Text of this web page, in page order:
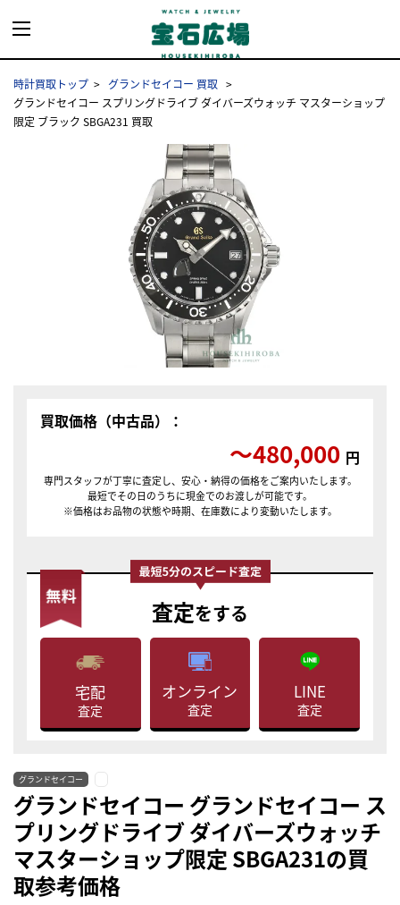
時計買取トップ
グランドセイコー 買取
グランドセイコー スプリングドライブ ダイバーズウォッチ マスターショップ
限定 ブラック SBGA231 買取
買取価格（中古品）：
〜480,000 円
専門スタッフが丁寧に査定し、安心・納得の価格をご案内いたします。
最短でその日のうちに現金でのお渡しが可能です。
※価格はお品物の状態や時期、在庫数により変動いたします。
査定をする
宅配
査定
オンライン
査定
LINE
査定
グランドセイコー
グランドセイコー グランドセイコー ス
プリングドライブ ダイバーズウォッチ
マスターショップ限定 SBGA231の買
取参考価格